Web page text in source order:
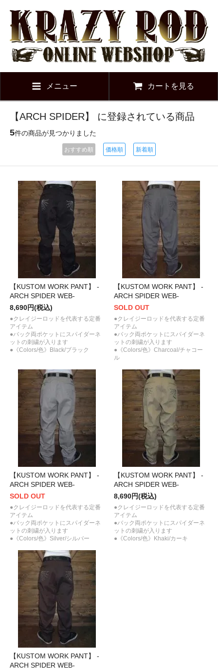
メニュー カートを見る
【ARCH SPIDER】 に登録されている商品
5件の商品が見つかりました
おすすめ順 価格順 新着順
【KUSTOM WORK PANT】 -
ARCH SPIDER WEB-
8,690円(税込)
●クレイジーロッドを代表する定番
アイテム
●バック両ポケットにスパイダーネ
ットの刺繍が入ります
●《Colors/色》Black/ブラック
【KUSTOM WORK PANT】 -
ARCH SPIDER WEB-
SOLD OUT
●クレイジーロッドを代表する定番
アイテム
●バック両ポケットにスパイダーネ
ットの刺繍が入ります
●《Colors/色》Charcoal/チャコー
ル
【KUSTOM WORK PANT】 -
ARCH SPIDER WEB-
SOLD OUT
●クレイジーロッドを代表する定番
アイテム
●バック両ポケットにスパイダーネ
ットの刺繍が入ります
●《Colors/色》Silver/シルバー
【KUSTOM WORK PANT】 -
ARCH SPIDER WEB-
8,690円(税込)
●クレイジーロッドを代表する定番
アイテム
●バック両ポケットにスパイダーネ
ットの刺繍が入ります
●《Colors/色》Khaki/カーキ
【KUSTOM WORK PANT】 -
ARCH SPIDER WEB-